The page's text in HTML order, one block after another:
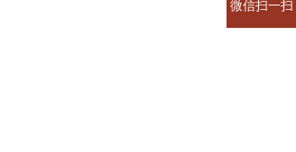
微信扫一扫